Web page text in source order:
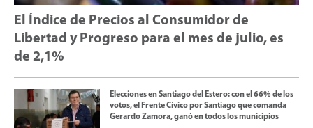
El Índice de Precios al Consumidor de
Libertad y Progreso para el mes de julio, es
de 2,1%
Elecciones en Santiago del Estero: con el 66% de los
votos, el Frente Cívico por Santiago que comanda
Gerardo Zamora, ganó en todos los municipios